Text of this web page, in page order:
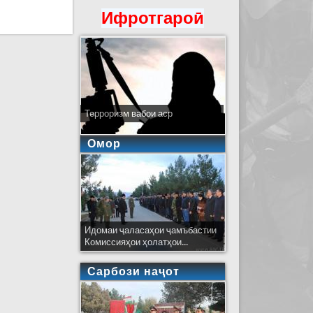
бохтанд Ифротгароӣ
Терроризм вабои аср
Омор
Идомаи ҷаласаҳои ҷамъбастии
Комиссияҳои ҳолатҳои...
Сарбози наҷот